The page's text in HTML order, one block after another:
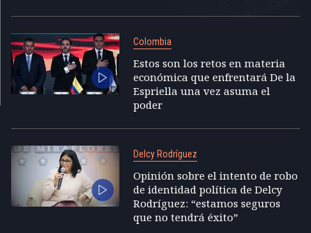
Colombia
Estos son los retos en materia
económica que enfrentará De la
Espriella una vez asuma el
poder
Delcy Rodríguez
Opinión sobre el intento de robo
de identidad política de Delcy
Rodríguez: “estamos seguros
que no tendrá éxito”